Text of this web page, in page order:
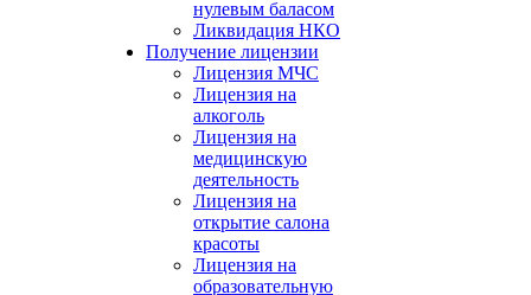
нулевым баласом
Ликвидация НКО
Получение лицензии
Лицензия МЧС
Лицензия на
алкоголь
Лицензия на
медицинскую
деятельность
Лицензия на
открытие салона
красоты
Лицензия на
образовательную